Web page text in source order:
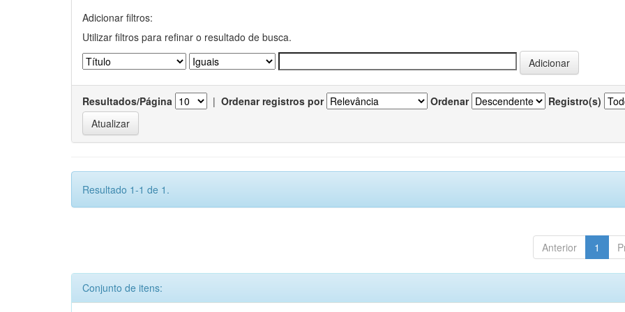
Adicionar filtros:
Utilizar filtros para refinar o resultado de busca.
Resultados/Página | Ordenar registros por Ordenar Registro(s)
Resultado 1-1 de 1.
Anterior 1
Conjunto de itens: